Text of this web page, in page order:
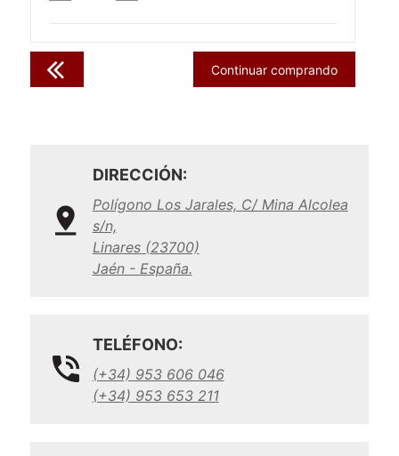
Continuar comprando
DIRECCIÓN:
Polígono Los Jarales, C/ Mina Alcolea
s/n,
Linares (23700)
Jaén - España.
TELÉFONO:
(+34) 953 606 046
(+34) 953 653 211